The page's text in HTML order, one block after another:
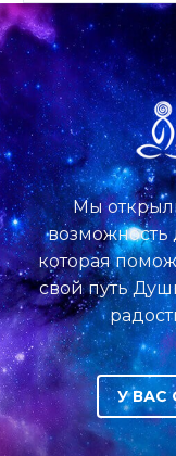
Мы
возможность
которая
свой путь
У ВАС